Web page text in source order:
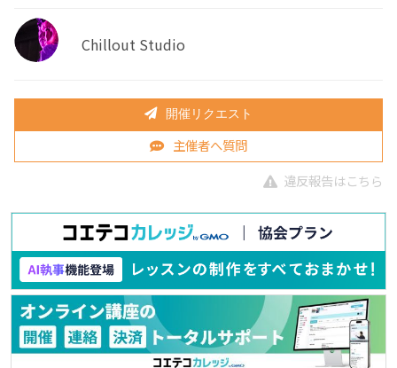
Chillout Studio
開催リクエスト
主催者へ質問
違反報告はこちら